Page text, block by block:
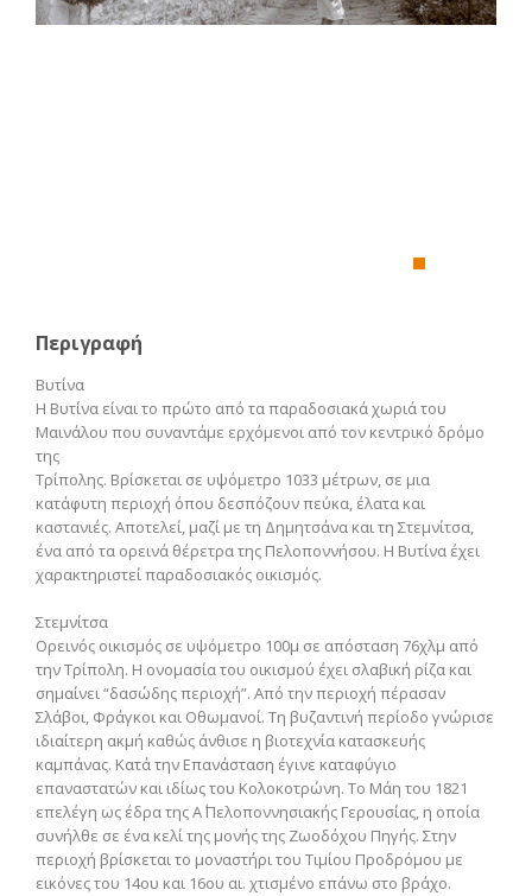
Περιγραφή
Βυτίνα
Η Βυτίνα είναι το πρώτο από τα παραδοσιακά χωριά του
Μαινάλου που συναντάμε ερχόμενοι από τον κεντρικό δρόμο
της
Τρίπολης. Βρίσκεται σε υψόμετρο 1033 μέτρων, σε μια
κατάφυτη περιοχή όπου δεσπόζουν πεύκα, έλατα και
καστανιές. Αποτελεί, μαζί με τη Δημητσάνα και τη Στεμνίτσα,
ένα από τα ορεινά θέρετρα της Πελοποννήσου. Η Βυτίνα έχει
χαρακτηριστεί παραδοσιακός οικισμός.
Στεμνίτσα
Ορεινός οικισμός σε υψόμετρο 100μ σε απόσταση 76χλμ από
την Τρίπολη. Η ονομασία του οικισμού έχει σλαβική ρίζα και
σημαίνει “δασώδης περιοχή”. Από την περιοχή πέρασαν
Σλάβοι, Φράγκοι και Οθωμανοί. Τη βυζαντινή περίοδο γνώρισε
ιδιαίτερη ακμή καθώς άνθισε η βιοτεχνία κατασκευής
καμπάνας. Κατά την Επανάσταση έγινε καταφύγιο
επαναστατών και ιδίως του Κολοκοτρώνη. Το Μάη του 1821
επελέγη ως έδρα της Α΄ Πελοποννησιακής Γερουσίας, η οποία
συνήλθε σε ένα κελί της μονής της Ζωοδόχου Πηγής. Στην
περιοχή βρίσκεται το μοναστήρι του Τιμίου Προδρόμου με
εικόνες του 14ου και 16ου αι. χτισμένο επάνω στο βράχο.